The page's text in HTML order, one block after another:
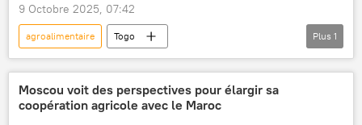
9 Octobre 2025, 07:42
agroalimentaire
Togo
Afrique subsaharienne
Plus 1
Moscou voit des perspectives pour élargir sa
coopération agricole avec le Maroc